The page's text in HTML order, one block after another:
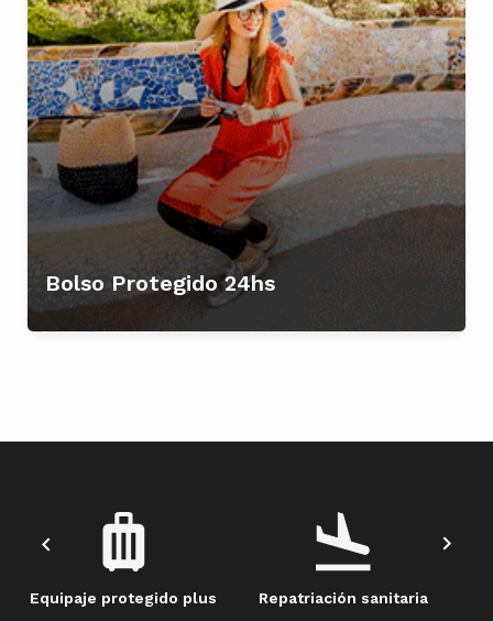
Bolso Protegido 24hs
Equipaje protegido plus Repatriación sanitaria